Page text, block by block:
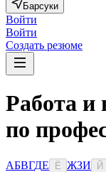
Барсуки
Войти
Войти
Создать резюме
Работа и
по
АБВГДЕ Ё ЖЗИ Й